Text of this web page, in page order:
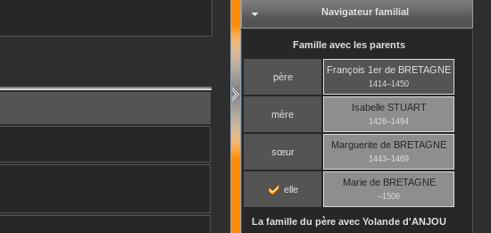
Navigateur familial
Famille avec les parents
père
François 1er de BRETAGNE
1414–1450
mère
IsabelleSTUART
1426–1494
sœur
Marguerite de BRETAGNE
1443–1469
elle
Mariede BRETAGNE
–1506
La famille du père avec Yolande d'ANJOU